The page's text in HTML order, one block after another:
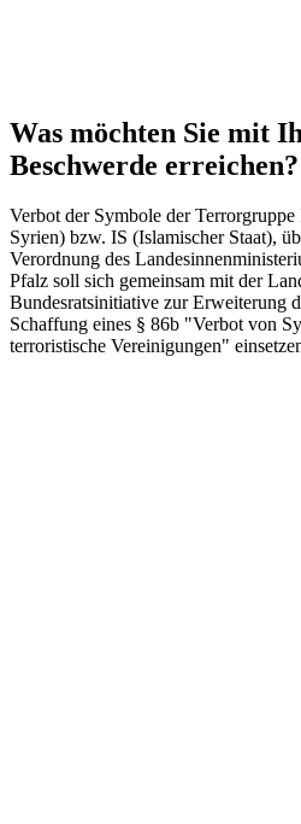
Was möchten Sie mit
Beschwerde erreichen?
Verbot der Symbole der
Syrien) bzw. IS (Islamischer Staat),
Verordnung des
Pfalz soll sich gemeinsam mit der
Bundesratsinitiative zur Erweiterung
Schaffung eines § 86b "Verbot von
terroristische Vereinigungen"